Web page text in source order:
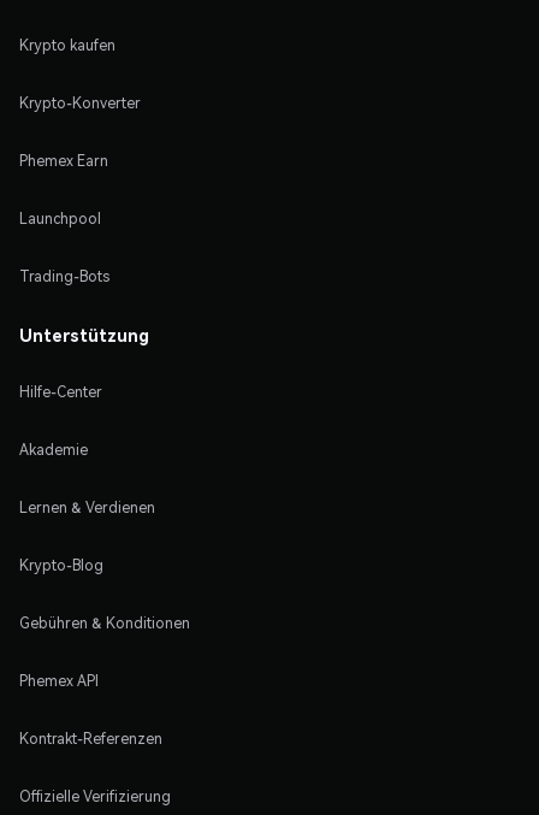
Krypto kaufen
Krypto-Konverter
Phemex Earn
Launchpool
Trading-Bots
Unterstützung
Hilfe-Center
Akademie
Lernen & Verdienen
Krypto-Blog
Gebühren & Konditionen
Phemex API
Kontrakt-Referenzen
Offizielle Verifizierung